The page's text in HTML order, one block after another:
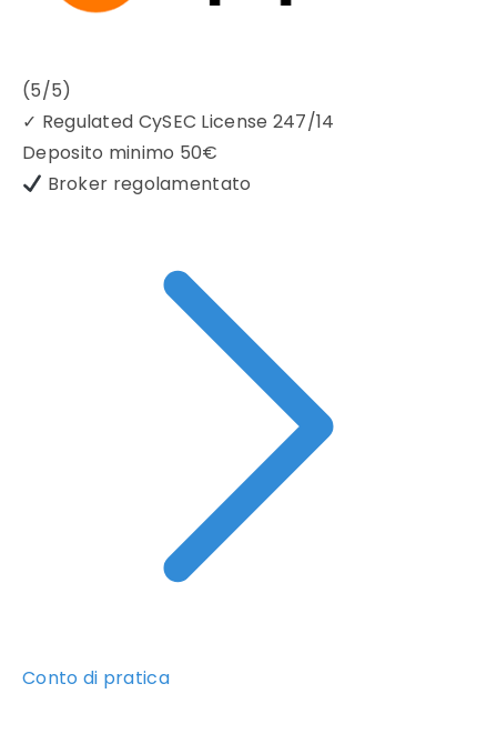
(5/5)
✓ Regulated CySEC License 247/14
Deposito minimo 50€
Broker regolamentato
Conto di pratica